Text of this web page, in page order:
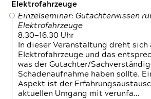
Elektrofahrzeuge
Einzelseminar: Gutachterwissen
Elektrofahrzeuge
8.30—16.30 Uhr
In dieser Veranstaltung dreht sich
Elektrofahrzeuge und das
was der Gutachter/
Schadenaufnahme haben sollte.
Aspekt ist der
aktuellen Umgang mit verunfa…